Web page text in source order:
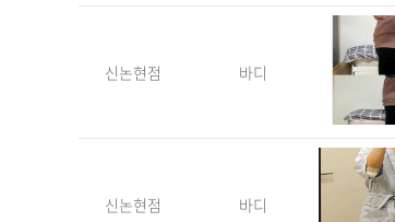
신논현점 바디
신논현점 바디